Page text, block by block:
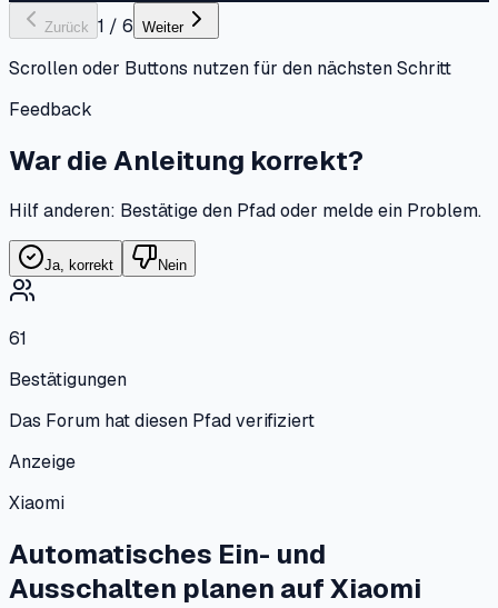
Zurück 1 / 6 Weiter
Scrollen oder Buttons nutzen für den nächsten Schritt
Feedback
War die Anleitung korrekt?
Hilf anderen: Bestätige den Pfad oder melde ein Problem.
Ja, korrekt Nein
61
Bestätigungen
Das Forum hat diesen Pfad verifiziert
Anzeige
Xiaomi
Automatisches Ein- und
Ausschalten planen aufXiaomi